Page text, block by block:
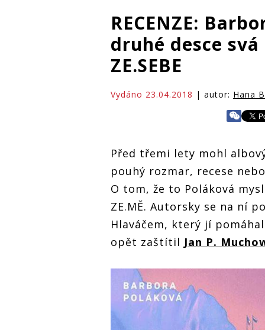
RECENZE:
druhé desce
ZE.SEBE
Vydáno 23.04.2018 | autor: Hana
Před třemi lety mohl
pouhý rozmar, recese
O tom, že to Poláková
ZE.MĚ. Autorsky se na ní
Hlaváčem, který jí
opět zaštítil Jan P.